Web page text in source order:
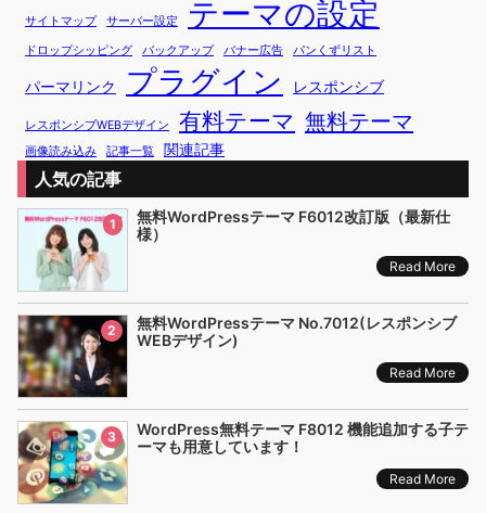
サイトマップ サーバー設定 テーマの設定
ドロップシッピング バックアップ バナー広告 パンくずリスト
パーマリンク プラグイン レスポンシブ
レスポンシブWEBデザイン 有料テーマ 無料テーマ
画像読み込み 記事一覧 関連記事
人気の記事
1
無料WordPressテーマ F6012改訂版（最新仕
様）
Read More
2
無料WordPressテーマ No.7012(レスポンシブ
WEBデザイン)
Read More
3
WordPress無料テーマ F8012 機能追加する子テ
ーマも用意しています！
Read More